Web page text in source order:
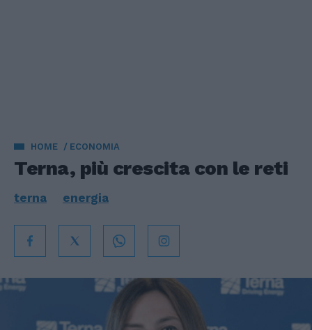
HOME ECONOMIA
Terna, più crescita con le reti
terna energia